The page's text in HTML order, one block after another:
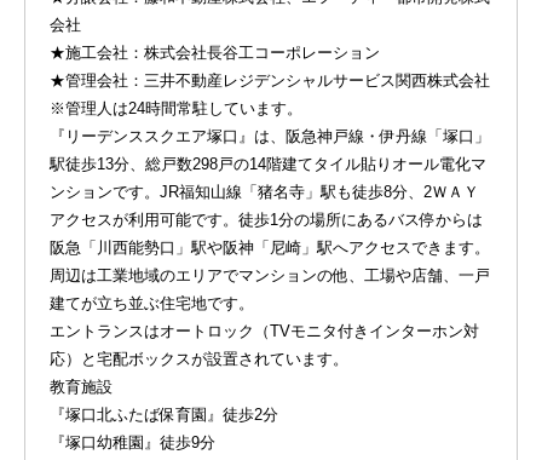
会社
★施工会社：株式会社長谷工コーポレーション
★管理会社：三井不動産レジデンシャルサービス関西株式会社
※管理人は24時間常駐しています。
『リーデンススクエア塚口』は、阪急神戸線・伊丹線「塚口」
駅徒歩13分、総戸数298戸の14階建てタイル貼りオール電化マ
ンションです。JR福知山線「猪名寺」駅も徒歩8分、2ＷＡＹ
アクセスが利用可能です。徒歩1分の場所にあるバス停からは
阪急「川西能勢口」駅や阪神「尼崎」駅へアクセスできます。
周辺は工業地域のエリアでマンションの他、工場や店舗、一戸
建てが立ち並ぶ住宅地です。
エントランスはオートロック（TVモニタ付きインターホン対
応）と宅配ボックスが設置されています。
教育施設
『塚口北ふたば保育園』徒歩2分
『塚口幼稚園』徒歩9分